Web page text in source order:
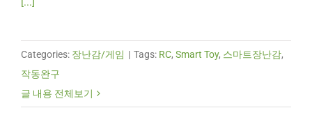
Categories: 장난감/게임 | Tags: RC, Smart Toy, 스마트장난감,
작동완구
글 내용 전체보기